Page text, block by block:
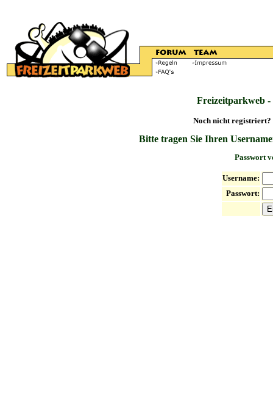
Freizeitparkweb
Noch nicht registriert?
Bitte tragen Sie Ihren
Passwort
Username:
Passwort: